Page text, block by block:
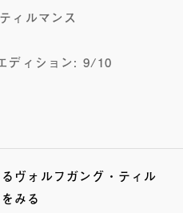
ィルマンス
ディション: 9/10
ヴォルフガング・ティル
みる